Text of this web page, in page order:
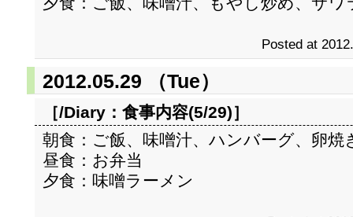
Posted at
2012.05.29 （Tue）
［/Diary： 食事内容(5/29)］
朝食：ご飯、味噌汁、ハンバーグ、卵焼
昼食：お弁当
夕食：味噌ラーメン